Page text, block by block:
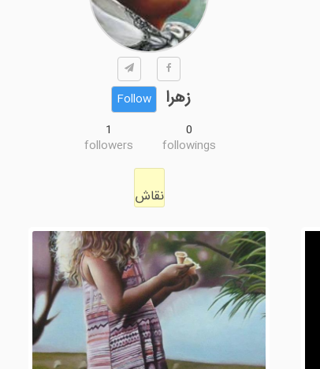
زهرا
Follow
0
followings
1
followers
نقاش